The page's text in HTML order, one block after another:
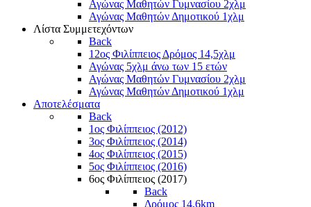
Αγώνας Μαθητών Γυμνασίου 2χλμ
Αγώνας Μαθητών Δημοτικού 1χλμ
Λίστα Συμμετεχόντων
Back
12ος Φιλίππειος Δρόμος 14,5χλμ
Αγώνας 5χλμ άνω των 15 ετών
Αγώνας Μαθητών Γυμνασίου 2χλμ
Αγώνας Μαθητών Δημοτικού 1χλμ
Αποτελέσματα
Back
1ος Φιλίππειος (2012)
3ος Φιλίππειος (2014)
4ος Φιλίππειος (2015)
5ος Φιλίππειος (2016)
6ος Φιλίππειος (2017)
Back
Δρόμος 14,6km